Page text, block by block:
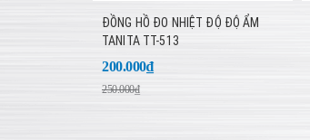
ĐỒNG HỒ ĐO NHIỆT ĐỘ ĐỘ ẨM
TANITA TT-513
200.000₫
250.000₫